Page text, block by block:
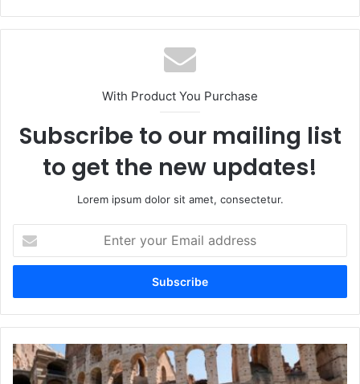
With Product You Purchase
Subscribe to our mailing list
to get the new updates!
Lorem ipsum dolor sit amet, consectetur.
your
Email